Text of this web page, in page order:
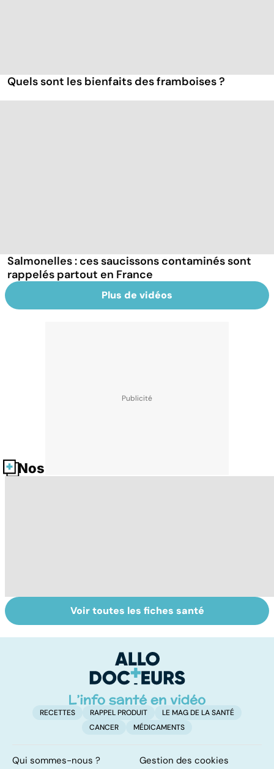
Quels sont les bienfaits des framboises ?
Salmonelles : ces saucissons contaminés sont
rappelés partout en France
Plus de vidéos
Nos fiches santé
Tout savoir sur
les infections
Inflammation des
amygdales : que
d'angine ?
Voir toutes les fiches santé
RECETTES RAPPEL PRODUIT
LE MAG DE LA SANTÉ
CANCER
MÉDICAMENTS
Qui sommes-nous ? Gestion des cookies